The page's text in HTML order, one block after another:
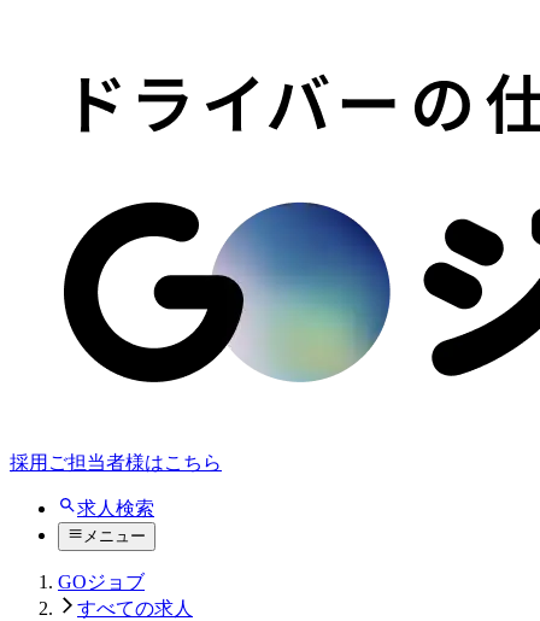
採用ご担当者様はこちら
求人検索
メニュー
GOジョブ
すべての求人